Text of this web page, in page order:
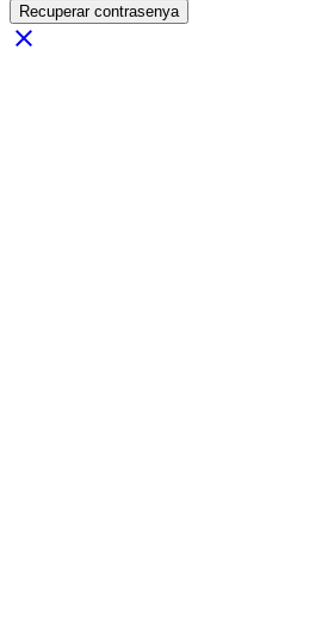
Recuperar contrasenya
close